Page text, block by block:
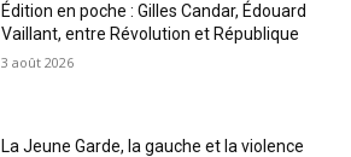
Édition en poche : Gilles Candar, Édouard
Vaillant, entre Révolution et République
3 août 2026
La Jeune Garde, la gauche et la violence